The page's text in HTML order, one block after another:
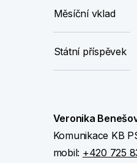
Měsíční vklad
Státní příspěvek
Veronika
Komunikace KB
mobil: +420 725